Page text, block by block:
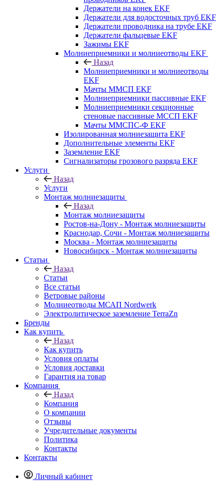
Держатели на конек EKF
Держатели для водосточных труб EKF
Держатели проводника на трубе EKF
Держатели фальцевые EKF
Зажимы EKF
Молниеприемники и молниеотводы EKF
Назад
Молниеприемники и молниеотводы
EKF
Мачты ММСП EKF
Молниеприемники пассивные EKF
Молниеприемники секционные
стеновые пассивные МССП EKF
Мачты ММСПС-Ф EKF
Изолированная молниезащита EKF
Дополнительные элементы EKF
Заземление EKF
Сигнализаторы грозового разряда EKF
Услуги
Назад
Услуги
Монтаж молниезащиты
Назад
Монтаж молниезащиты
Ростов-на-Дону - Монтаж молниезащиты
Краснодар, Сочи - Монтаж молниезащиты
Москва - Монтаж молниезащиты
Новосибирск - Монтаж молниезащиты
Статьи
Назад
Статьи
Все статьи
Ветровые районы
Молниеотводы МСАП Nordwerk
Электролитическое заземление TerraZn
Бренды
Как купить
Назад
Как купить
Условия оплаты
Условия доставки
Гарантия на товар
Компания
Назад
Компания
О компании
Отзывы
Учредительные документы
Политика
Контакты
Контакты
Личный кабинет